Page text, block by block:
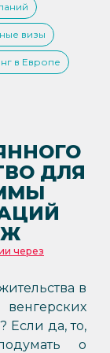
визы
в Европе
ДЛЯ
через
в
да, то,
о